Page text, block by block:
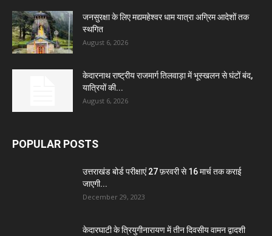
जनसुरक्षा के लिए मद्यमहेश्वर धाम यात्रा अग्रिम आदेशों तक
स्थगित
August 6, 2026
केदारनाथ राष्ट्रीय राजमार्ग तिलवाड़ा में भूस्खलन से घंटों बंद,
यात्रियों की...
August 6, 2026
POPULAR POSTS
उत्तराखंड बोर्ड परीक्षाएं 27 फ़रवरी से 16 मार्च तक कराई
जाएगी...
December 29, 2023
केदारघाटी के त्रियुगीनारायण में तीन दिवसीय वामन द्वादशी